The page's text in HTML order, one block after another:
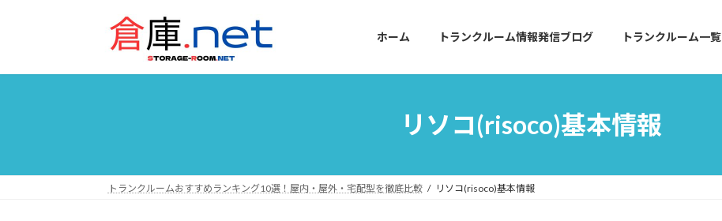
ン
ッ
ー
移
ホーム トランクルーム情報発信ブログ トランクルーム一覧
リソコ(risoco)基本情報
トランクルームおすすめランキング10選！屋内・屋外・宅配型を徹底比較 リソコ(risoco)基本情報